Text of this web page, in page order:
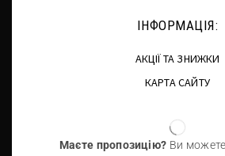
ІНФОРМАЦІЯ:
АКЦІЇ ТА ЗНИЖКИ
КАРТА САЙТУ
Маєте пропозицію? Ви